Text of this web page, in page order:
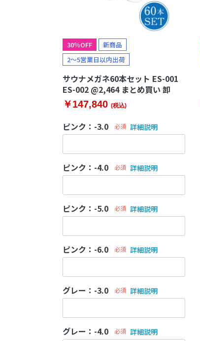
30％OFF
新商品
2～5営業日以内出荷
サウナメガネ60本セット ES-001
ES-002 @2,464 まとめ買い 卸
￥147,840 (税込)
ピンク：-3.0 必須 詳細説明
ピンク：-4.0 必須 詳細説明
ピンク：-5.0 必須 詳細説明
ピンク：-6.0 必須 詳細説明
グレー：-3.0 必須 詳細説明
グレー：-4.0 必須 詳細説明